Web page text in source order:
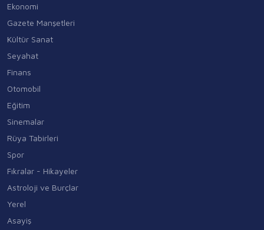
Ekonomi
Gazete Manşetleri
Kültür Sanat
Seyahat
Finans
Otomobil
Eğitim
Sinemalar
Rüya Tabirleri
Spor
Fıkralar - Hikayeler
Astroloji ve Burçlar
Yerel
Asayiş